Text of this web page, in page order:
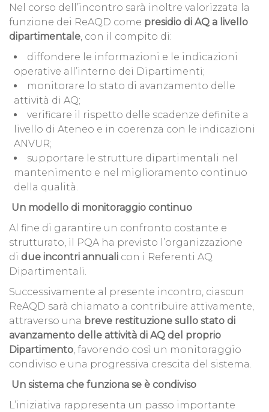
Nel corso dell’incontro sarà inoltre valorizzata la
funzione dei ReAQD come presidio di AQ a livello
dipartimentale, con il compito di:
diffondere le informazioni e le indicazioni
operative all’interno dei Dipartimenti;
monitorare lo stato di avanzamento delle
attività di AQ;
verificare il rispetto delle scadenze definite a
livello di Ateneo e in coerenza con le indicazioni
ANVUR;
supportare le strutture dipartimentali nel
mantenimento e nel miglioramento continuo
della qualità.
Un modello di monitoraggio continuo
Al fine di garantire un confronto costante e
strutturato, il PQA ha previsto l’organizzazione
di due incontri annuali con i Referenti AQ
Dipartimentali.
Successivamente al presente incontro, ciascun
ReAQD sarà chiamato a contribuire attivamente,
attraverso una breve restituzione sullo stato di
avanzamento delle attività di AQ del proprio
Dipartimento, favorendo così un monitoraggio
condiviso e una progressiva crescita del sistema.
Un sistema che funziona se è condiviso
L’iniziativa rappresenta un passo importante